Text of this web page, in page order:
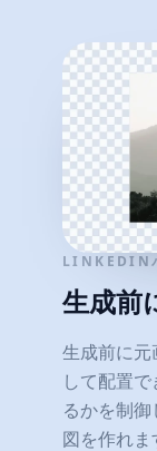
LINKEDIN
生成前
生成前に
して配置
るかを制
図を作れ